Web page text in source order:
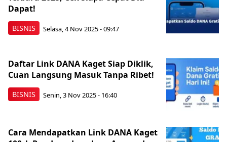
BISNIS
Dapat!
Selasa, 4 Nov 2025 - 09:47
BISNIS
Daftar Link DANA Kaget Siap Diklik,
Cuan Langsung Masuk Tanpa Ribet!
Senin, 3 Nov 2025 - 16:40
Cara Mendapatkan Link DANA Kaget